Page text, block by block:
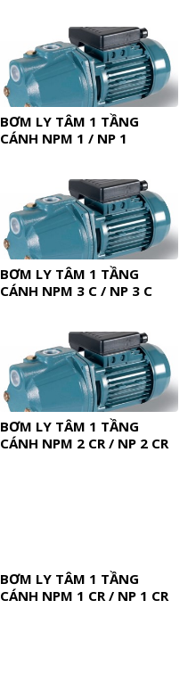
BƠM LY TÂM 1 TẦNG
CÁNH NPM 1 / NP 1
BƠM LY TÂM 1 TẦNG
CÁNH NPM 3 C / NP 3 C
BƠM LY TÂM 1 TẦNG
CÁNH NPM 2 CR / NP 2 CR
BƠM LY TÂM 1 TẦNG
CÁNH NPM 1 CR / NP 1 CR